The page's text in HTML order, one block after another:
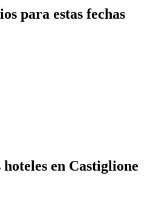
para estas fechas
en Castiglione